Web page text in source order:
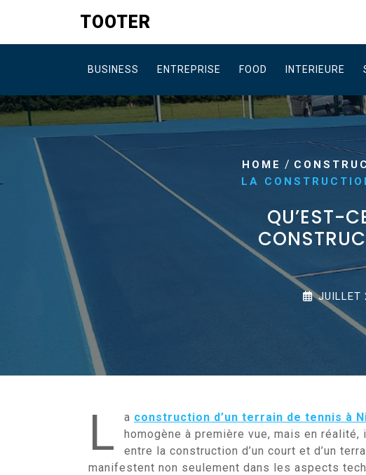
content
TOOTER
BUSINESS ENTREPRISE FOOD INTERIEURE
HOME /
LA
QU’EST-
JUILLET
L a construction d’un terrain de tennis à
homogène à première vue, mais en
entre la construction d’un court et d’un
manifestent non seulement dans les aspects